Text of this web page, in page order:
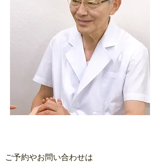
ご予約やお問い合わせは